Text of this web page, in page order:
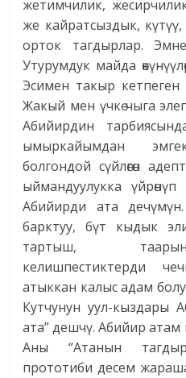
жетимчилик,
же кайратсыздык,
орток тагдырлар.
Утурумдук майда
Эсимен такыр кетпеген
Жакый мен үчкө чыга
Абийирдин
ымыркайымдан
болгондой сүйлөгөн
ыймандуулукка
Абийирди ата
барктуу, бүт кыдык
тартыш,
келишпестиктерди
атыккан калыс адам
Кутчунун уул-кыздары
ата” дешчү. Абийир
Аны “Атанын
прототиби десем